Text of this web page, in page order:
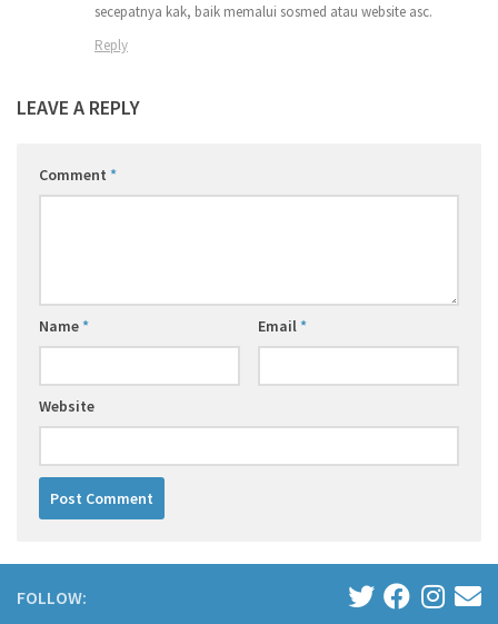
secepatnya kak, baik memalui sosmed atau website asc.
Reply
LEAVE A REPLY
Comment *
Name* Email*
Website
FOLLOW: